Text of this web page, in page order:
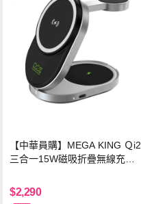
【中華員購】MEGA KING Ｑi2
三合一15W磁吸折疊無線充電
$2,290